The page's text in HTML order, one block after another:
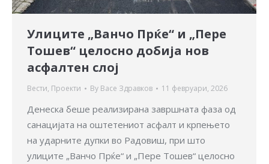
Улиците „Ванчо Прќе“ и „Пере
Тошев“ целосно добија нов
асфалтен слој
Вести, Проекти By Васе Здравков 11 февруари, 2026
Денеска беше реализирана завршната фаза од
санацијата на оштетениот асфалт и крпењето
на ударните дупки во Радовиш, при што
улиците „Ванчо Прќе“ и „Пере Тошев“ целосно